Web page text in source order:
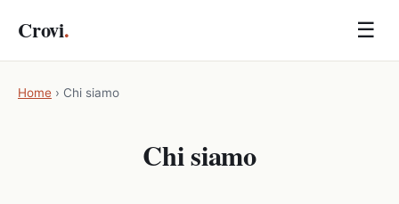
Crovi. ☰
Home › Chi siamo
Chi siamo